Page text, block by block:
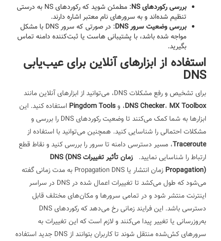
بررسی رکوردهای NS
: مطمئن شوید که رکوردهای NS به درستی
تنظیم شده‌اند و به سرورهای نام معتبر اشاره دارند.
بررسی وضعیت سرور DNS
: در صورتی که سرور DNS با مشکل
مواجه شده باشد، با پشتیبانی هاست یا ثبت‌کننده دامنه تماس
بگیرید.
استفاده از ابزارهای آنلاین برای عیب‌یابی
DNS
برای تشخیص و رفع مشکلات DNS، می‌توانید از ابزارهای آنلاین مانند
DNS Checker، MX Toolbox ، وPingdom Tools استفاده کنید. این
ابزارها به شما کمک می‌کنند تا وضعیت رکوردهای DNS را بررسی و
مشکلات احتمالی را شناسایی کنید. همچنین می‌توانید با استفاده از
Traceroute، مسیر دسترسی دامنه تا سرور را بررسی کنید و نقاط قطع
ارتباط را شناسایی نمایید.
زمان تأثیر تغییرات DNS (DNS
Propagation)
زمان انتشار یا Propagation DNS به مدت زمانی گفته
می‌شود که طول می‌کشد تا تغییرات اعمال شده در DNS در سراسر
اینترنت منتشر شود و در تمامی سرورها و مکان‌های مختلف قابل
دسترسی باشد. این فرایند زمانی رخ می‌دهد که رکوردهای DNS
به‌روزرسانی یا تغییر پیدا می‌کنند و لازم است که این تغییرات به
سرورهای کش‌شده منتقل شوند تا کاربران بتوانند از DNS جدید استفاده